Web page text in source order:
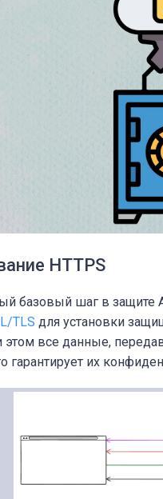
HTTPS
базовый шаг в защите
TLS для установки
этом все данные,
гарантирует их